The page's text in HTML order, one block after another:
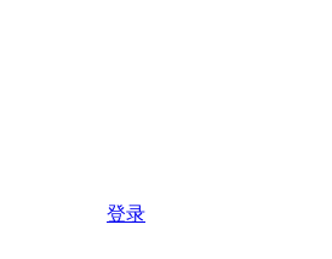
登录